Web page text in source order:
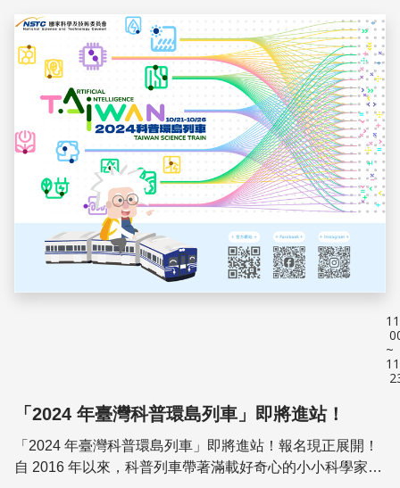
~
「2024 年臺灣科普環島列車」即將進站！
「2024 年臺灣科普環島列車」即將進站！報名現正展開！
自 2016 年以來，科普列車帶著滿載好奇心的小小科學家